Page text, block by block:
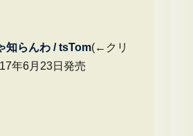
知らんわ / tsTom(←クリ
年6月23日発売